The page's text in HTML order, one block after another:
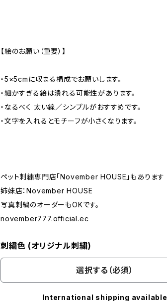
【絵のお願い（重要）】
・5×5cmに収まる構成でお願いします。
・細かすぎる絵は潰れる可能性があります。
・なるべく 太い線／シンプルがおすすめです。
・文字を入れるとモチーフが小さくなります。
ペット刺繍専門店「November HOUSE」もあります
姉妹店：November HOUSE
写真刺繍のオーダーもOKです。
november777.official.ec
刺繍色 (オリジナル刺繍)
選択する（必須）
International shipping available